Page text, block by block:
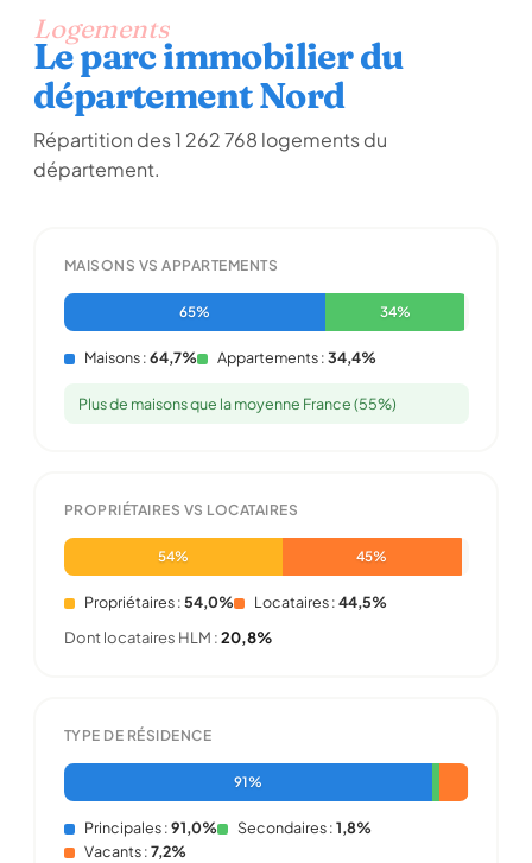
Logements
Le parc immobilier du
département Nord
Répartition des 1 262 768 logements du
département.
MAISONS VS APPARTEMENTS
65% 34%
Maisons :64,7% Appartements :34,4%
Plus de maisons que la moyenne France (55%)
PROPRIÉTAIRES VS LOCATAIRES
54% 45%
Propriétaires :54,0% Locataires :44,5%
Dont locataires HLM :20,8%
TYPE DE RÉSIDENCE
91%
Principales :91,0% Secondaires :1,8%
Vacants :7,2%